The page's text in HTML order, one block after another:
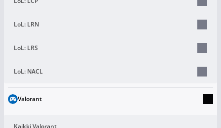
LoL: LRN
LoL: LRS
LoL: NACL
Valorant
Kaikki Valorant